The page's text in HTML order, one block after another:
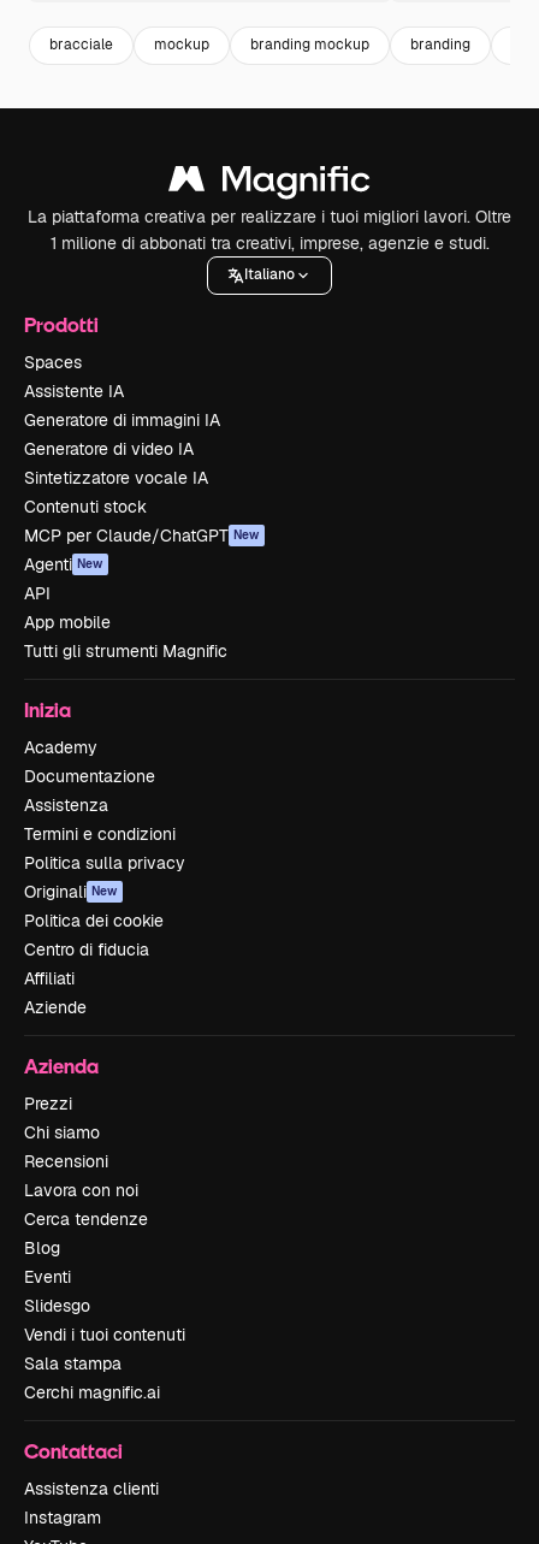
bracciale mockup branding mockup branding
La piattaforma creativa per realizzare i tuoi migliori lavori. Oltre
1 milione di abbonati tra creativi, imprese, agenzie e studi.
Italiano
Prodotti
Spaces
Assistente IA
Generatore di immagini IA
Generatore di video IA
Sintetizzatore vocale IA
Contenuti stock
MCP per Claude/ChatGPT New
Agenti New
API
App mobile
Tutti gli strumenti Magnific
Inizia
Academy
Documentazione
Assistenza
Termini e condizioni
Politica sulla privacy
Originali New
Politica dei cookie
Centro di fiducia
Affiliati
Aziende
Azienda
Prezzi
Chi siamo
Recensioni
Lavora con noi
Cerca tendenze
Blog
Eventi
Slidesgo
Vendi i tuoi contenuti
Sala stampa
Cerchi magnific.ai
Contattaci
Assistenza clienti
Instagram